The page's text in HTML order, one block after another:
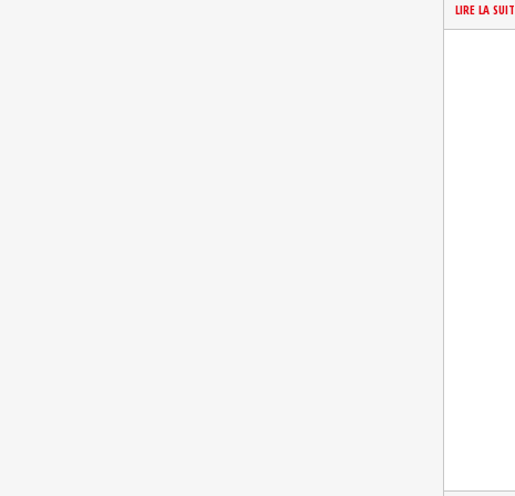
LIRE LA